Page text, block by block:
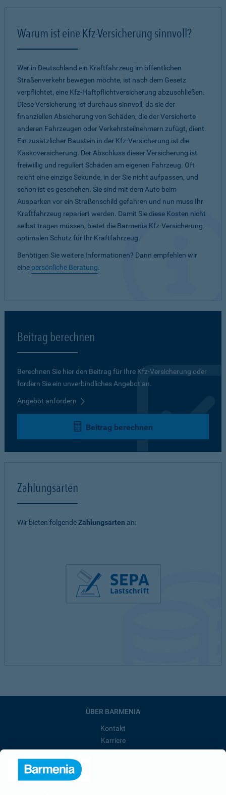
Warum ist eine Kfz-Versicherung sinnvoll?
Wer in Deutschland ein Kraftfahrzeug im öffentlichen
Straßenverkehr bewegen möchte, ist nach dem Gesetz
verpflichtet, eine Kfz-Haftpflichtversicherung abzuschließen.
Diese Versicherung ist durchaus sinnvoll, da sie der
finanziellen Absicherung von Schäden, die der Versicherte
anderen Fahrzeugen oder Verkehrsteilnehmern zufügt, dient.
Ein zusätzlicher Baustein in der Kfz-Versicherung ist die
Kaskoversicherung. Der Abschluss dieser Versicherung ist
freiwillig und reguliert Schäden am eigenen Fahrzeug. Oft
reicht eine einzige Sekunde, in der Sie nicht aufpassen, und
schon ist es geschehen. Sie sind mit dem Auto beim
Ausparken vor ein Straßenschild gefahren und nun muss Ihr
Kraftfahrzeug repariert werden. Damit Sie diese Kosten nicht
selbst tragen müssen, bietet die Barmenia Kfz-Versicherung
optimalen Schutz für Ihr Kraftfahrzeug.
Benötigen Sie weitere Informationen? Dann empfehlen wir
eine persönliche Beratung.
Beitrag berechnen
Berechnen Sie hier den Beitrag für Ihre Kfz-Versicherung oder
fordern Sie ein unverbindliches Angebot an.
Angebot anfordern
Beitrag berechnen
Zahlungsarten
Wir bieten folgendeZahlungsarten an:
ÜBER BARMENIA
Kontakt
Karriere